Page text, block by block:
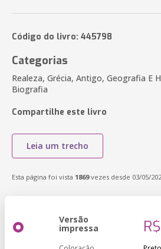
Código do livro: 445798
Categorias
Realeza, Grécia, Antigo, Geografia E
Biografia
Compartilhe este livro
Leia um trecho
Esta página foi vista 1869vezes desde 03/05/
Versão
impressa